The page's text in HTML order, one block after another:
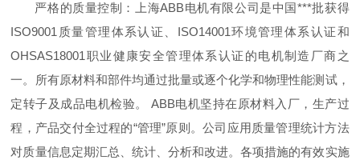
严格的质量控制：上海ABB电机有限公司是中国***批获得
ISO9001质量管理体系认证、ISO14001环境管理体系认证和
OHSAS18001职业健康安全管理体系认证的电机制造厂商之
一。所有原材料和部件均通过批量或逐个化学和物理性能测试，
定转子及成品电机检验。 ABB电机坚持在原材料入厂，生产过
程，产品交付全过程的“管理”原则。公司应用质量管理统计方法
对质量信息定期汇总、统计、分析和改进。各项措施的有效实施